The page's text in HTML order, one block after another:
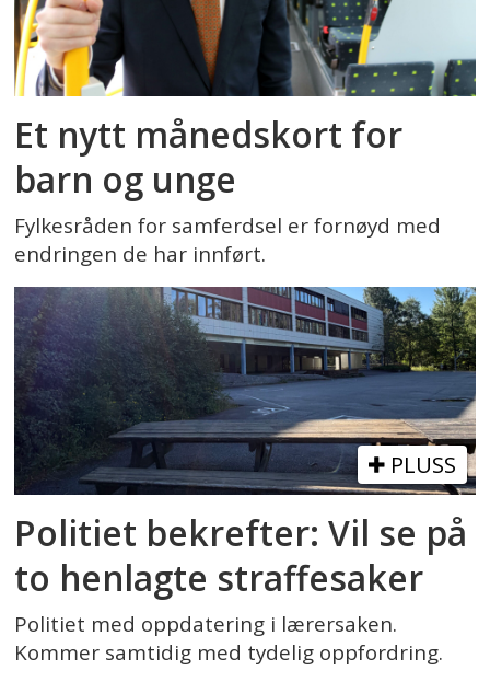
Et nytt månedskort for
barn og unge
Fylkesråden for samferdsel er fornøyd med
endringen de har innført.
PLUSS
Politiet bekrefter: Vil se på
to henlagte straffesaker
Politiet med oppdatering i lærersaken.
Kommer samtidig med tydelig oppfordring.